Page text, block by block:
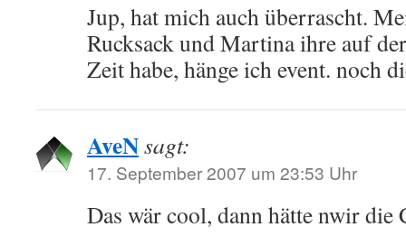
Jup, hat mich auch überrascht.
Rucksack und Martina ihre auf
Zeit habe, hänge ich event. noch
AveNsagt:
17. September 2007 um 23:53 Uhr
Das wär cool, dann hätte nwir